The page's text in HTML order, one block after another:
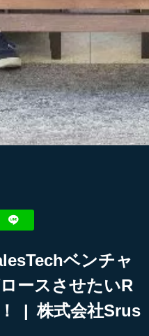
ベンチャ
ースさせたいR
| 株式会社Srus